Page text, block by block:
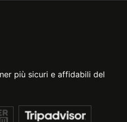
più sicuri e affidabili del